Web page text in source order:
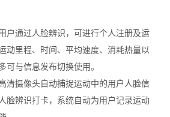
户通过人脸辨识，可进行个人注册及运
动里程、时间、平均速度、消耗热量以
可与信息发布切换使用。
清摄像头自动捕捉运动中的用户人脸信
脸辨识打卡，系统自动为用户记录运动